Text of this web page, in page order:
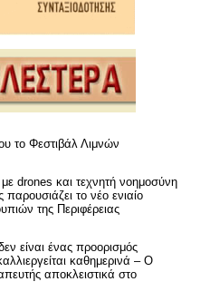
το Φεστιβάλ Λιμνών
drones και τεχνητή νοημοσύνη
το νέο ενιαίο
της Περιφέρειας
είναι ένας προορισμός
καθημερινά – Ο
αποκλειστικά στο